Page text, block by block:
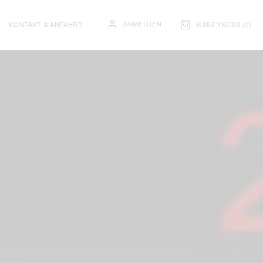
KONTAKT & ANFAHRT ANMELDEN WARENKORB ( 0)